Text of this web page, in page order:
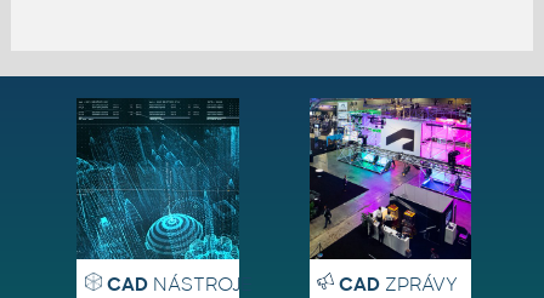
CADNÁSTROJE CADZPRÁVY